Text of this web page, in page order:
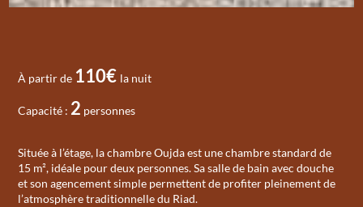
À partir de 110€ la nuit
Capacité : 2 personnes
Située à l’étage, la chambre Oujda est une chambre standard de
15 m², idéale pour deux personnes. Sa salle de bain avec douche
et son agencement simple permettent de profiter pleinement de
l’atmosphère traditionnelle du Riad.